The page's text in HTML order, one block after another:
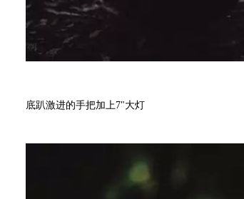
底趴激进的手把加上7"大灯